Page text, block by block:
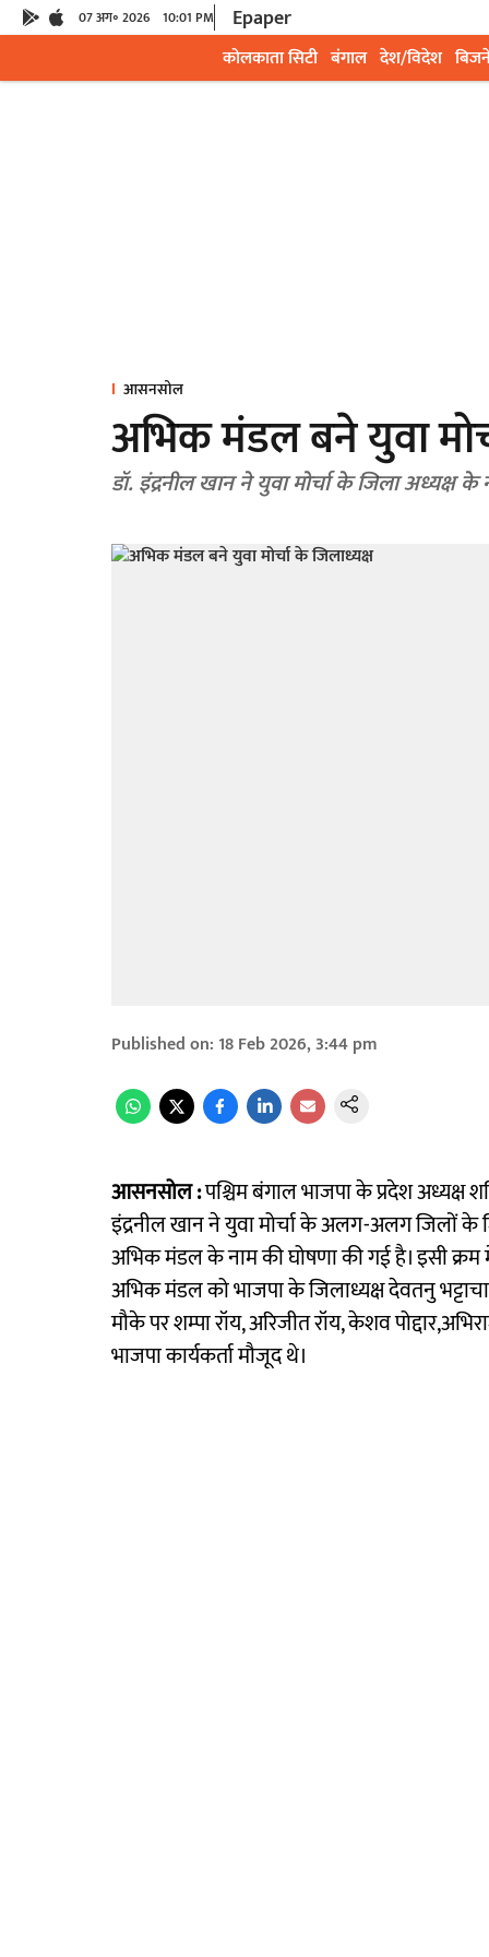
07 अग॰ 2026 10:01 PM Epaper
कोलकाता सिटी बंगाल देश/विदेश
आसनसोल
अभिक मंडल बने युवा
डॉ. इंद्रनील खान ने युवा मोर्चा के जिला अध्यक्ष
Published on: 18 Feb 2026, 3:44 pm
आसनसोल :पश्चिम बंगाल भाजपा के प्रदेश अध्यक्ष
इंद्रनील खान ने युवा मोर्चा के अलग-अलग जिलों के
अभिक मंडल के नाम की घोषणा की गई है। इसी क्रम
अभिक मंडल को भाजपा के जिलाध्यक्ष देवतनु
मौके पर शम्पा रॉय, अरिजीत रॉय, केशव
भाजपा कार्यकर्ता मौजूद थे।